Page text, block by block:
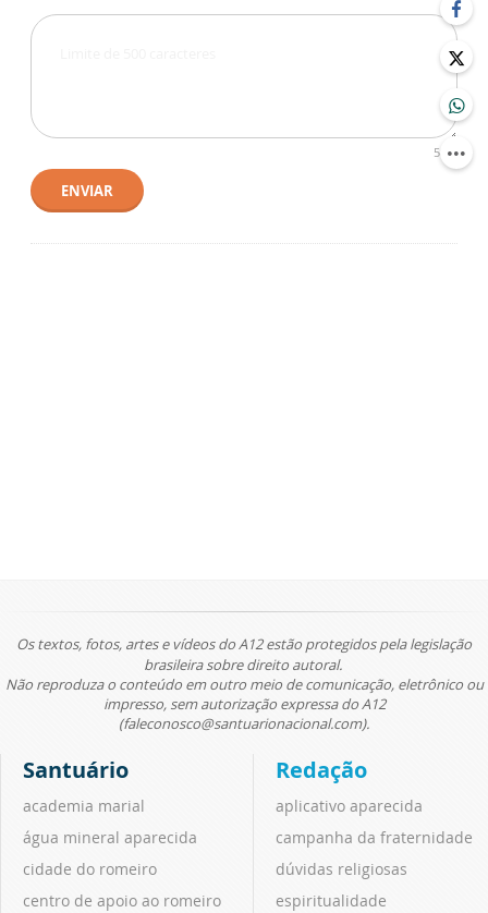
500
ENVIAR
Os textos, fotos, artes e vídeos do A12 estão protegidos pela legislação
brasileira sobre direito autoral.
Não reproduza o conteúdo em outro meio de comunicação, eletrônico ou
impresso, sem autorização expressa do A12
(faleconosco@santuarionacional.com).
Santuário
academia marial
água mineral aparecida
cidade do romeiro
centro de apoio ao romeiro
Redação
aplicativo aparecida
campanha da fraternidade
dúvidas religiosas
espiritualidade